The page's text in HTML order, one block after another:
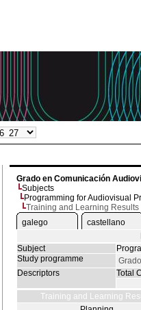
Grado en Comunicación
Subjects
Programming for Audiovisual
Training and Learning Results
galego
castellano
Subject
Study programme
Descriptors
Total
Training and Learning